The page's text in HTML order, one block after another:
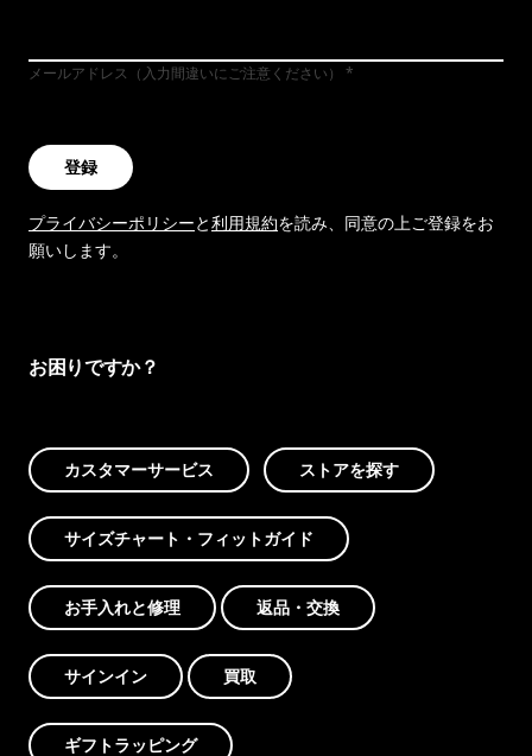
メールアドレス（入力間違いにご注意ください）
登録
プライバシーポリシーと利用規約を読み、同意の上ご登録をお
願いします。
お困りですか？
カスタマーサービス ストアを探す
サイズチャート・フィットガイド
お手入れと修理 返品・交換
サインイン 買取
ギフトラッピング